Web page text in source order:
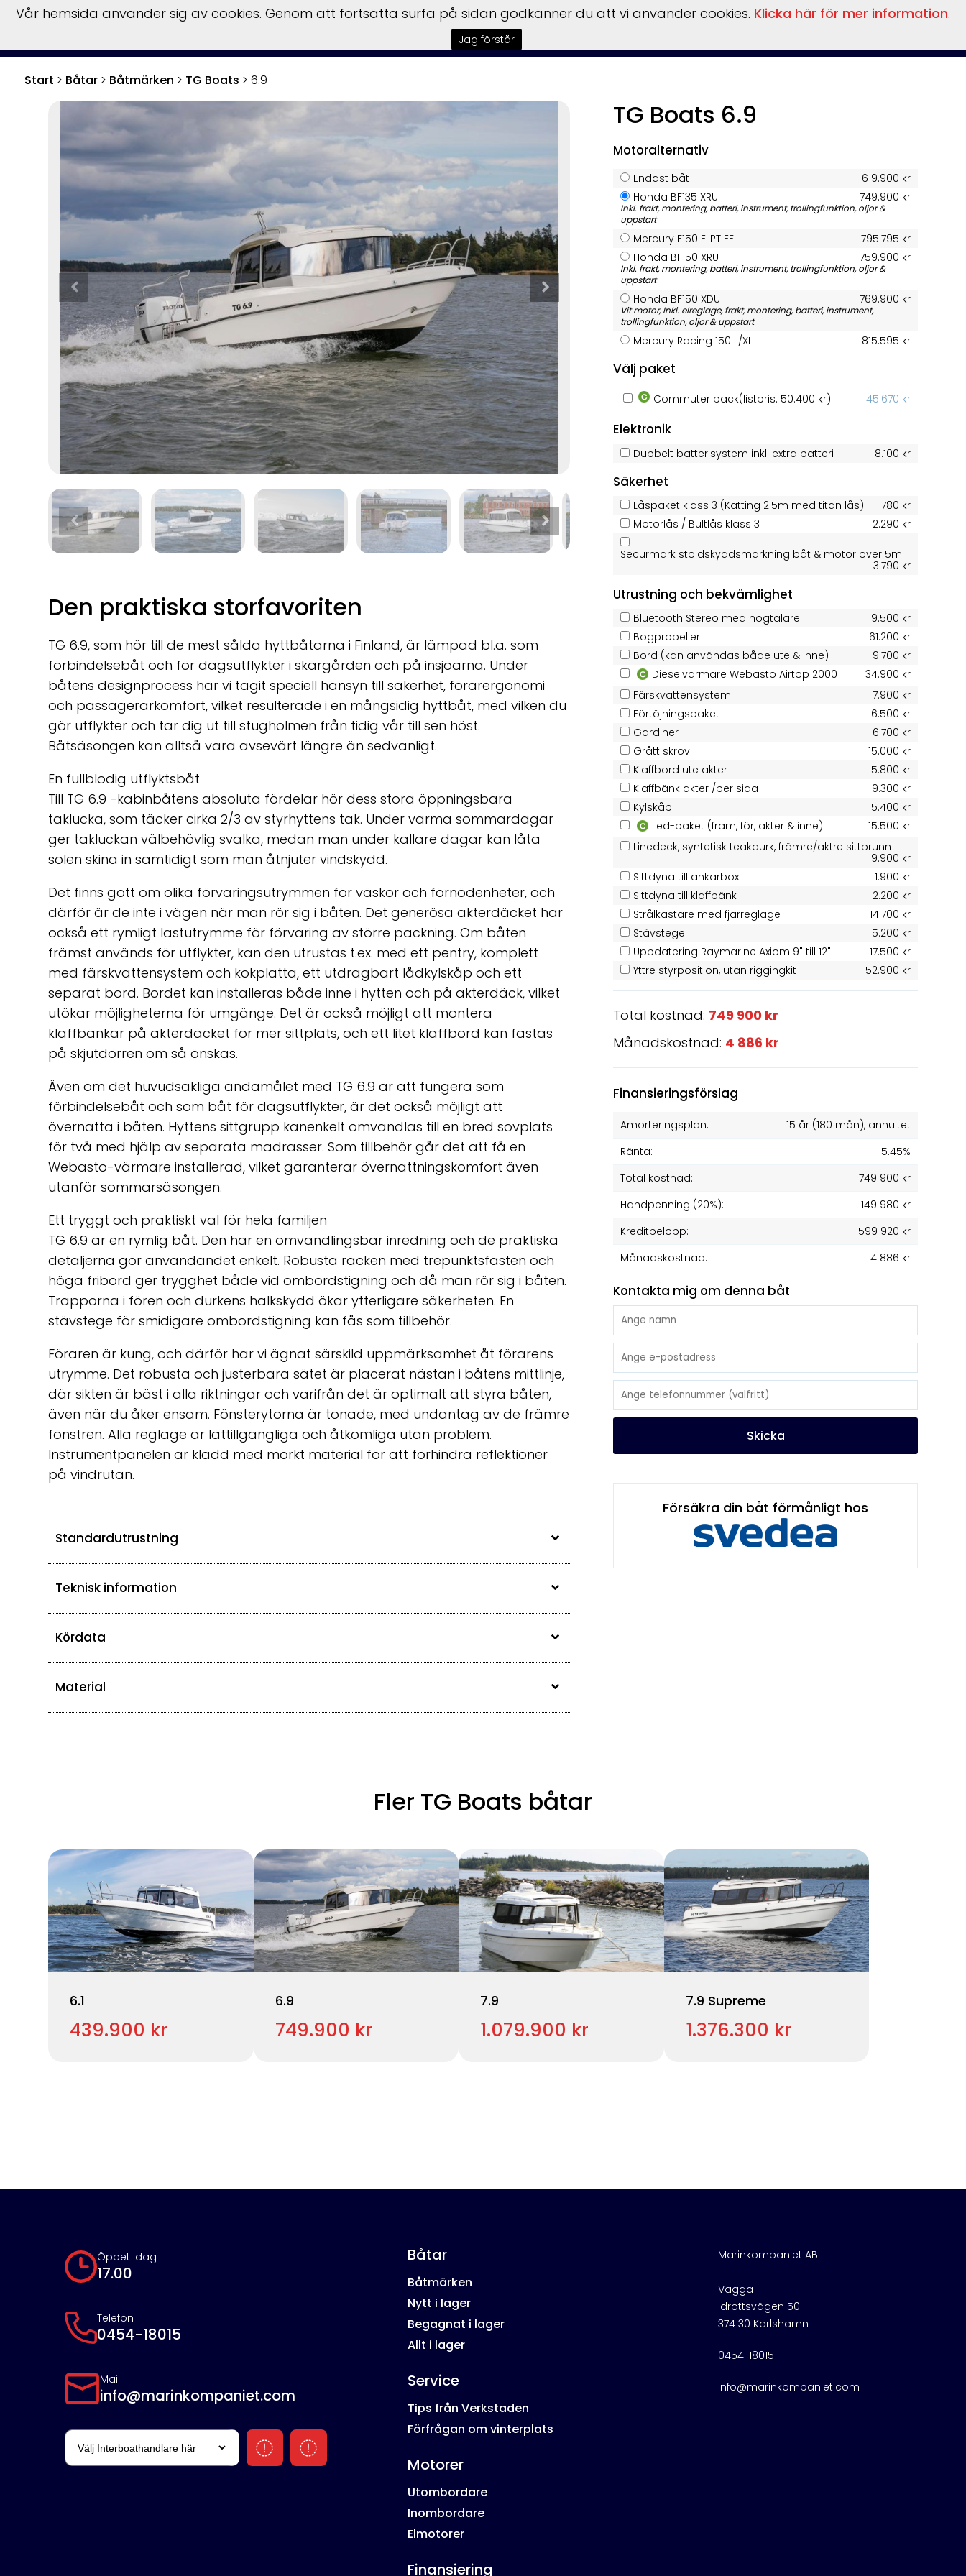
Trailers Garmin
Start > Båtar> Båtmärken > TG Boats > 6.9
TG Boats 6.9
Motoralternativ
Endast båt
619.900 kr
Honda BF135 XRU
749.900 kr
Inkl. frakt, montering, batteri, instrument, trollingfunktion, oljor &
uppstart
Mercury F150 ELPT EFI
795.795 kr
Honda BF150 XRU
759.900 kr
Inkl. frakt, montering, batteri, instrument, trollingfunktion, oljor &
uppstart
Honda BF150 XDU 769.900 kr
Vit motor, Inkl. elreglage, frakt, montering, batteri, instrument,
trollingfunktion, oljor & uppstart
Mercury Racing 150 L/XL 815.595 kr
Välj paket
Commuter pack(listpris: 50.400 kr) 45.670 kr
Elektronik
Dubbelt batterisystem inkl. extra batteri 8.100 kr
Säkerhet
Låspaket klass 3 (Kätting 2.5m med titan lås)
1.780 kr
Motorlås / Bultlås klass 3
2.290 kr
Securmark stöldskyddsmärkning båt & motor över 5m
3.790 kr
Utrustning och bekvämlighet
Bluetooth Stereo med högtalare
9.500 kr
Bogpropeller
61.200 kr
Bord (kan användas både ute & inne)
9.700 kr
Dieselvärmare Webasto Airtop 2000
34.900 kr
Färskvattensystem
7.900 kr
Förtöjningspaket
6.500 kr
Gardiner
6.700 kr
Grått skrov
15.000 kr
Klaffbord ute akter
5.800 kr
Klaffbänk akter /per sida
9.300 kr
Kylskåp
15.400 kr
Led-paket (fram, för, akter & inne)
15.500 kr
Linedeck, syntetisk teakdurk, främre/aktre sittbrunn
19.900 kr
Sittdyna till ankarbox
1.900 kr
Sittdyna till klaffbänk
2.200 kr
Strålkastare med fjärreglage
14.700 kr
Stävstege
5.200 kr
Uppdatering Raymarine Axiom 9" till 12"
17.500 kr
Yttre styrposition, utan riggingkit
52.900 kr
Total kostnad: 749 900 kr
Månadskostnad: 4 886 kr
Finansieringsförslag
Amorteringsplan: 15 år(180 mån), annuitet
Ränta:
5.45%
Total kostnad:
749 900 kr
Handpenning (20%):
149 980 kr
Kreditbelopp:
599 920 kr
Månadskostnad:
4 886 kr
Kontakta mig om denna båt
Skicka
Försäkra din båt förmånligt hos
Den praktiska storfavoriten
TG 6.9, som hör till de mest sålda hyttbåtarna i Finland, är lämpad bl.a. som
förbindelsebåt och för dagsutflykter i skärgården och på insjöarna. Under
båtens designprocess har vi tagit speciell hänsyn till säkerhet, förarergonomi
och passagerarkomfort, vilket resulterade i en mångsidig hyttbåt, med vilken du
gör utflykter och tar dig ut till stugholmen från tidig vår till sen höst.
Båtsäsongen kan alltså vara avsevärt längre än sedvanligt.
En fullblodig utflyktsbåt
Till TG 6.9 -kabinbåtens absoluta fördelar hör dess stora öppningsbara
taklucka, som täcker cirka 2/3 av styrhyttens tak. Under varma sommardagar
ger takluckan välbehövlig svalka, medan man under kallare dagar kan låta
solen skina in samtidigt som man åtnjuter vindskydd.
Det finns gott om olika förvaringsutrymmen för väskor och förnödenheter, och
därför är de inte i vägen när man rör sig i båten. Det generösa akterdäcket har
också ett rymligt lastutrymme för förvaring av större packning. Om båten
främst används för utflykter, kan den utrustas t.ex. med ett pentry, komplett
med färskvattensystem och kokplatta, ett utdragbart lådkylskåp och ett
separat bord. Bordet kan installeras både inne i hytten och på akterdäck, vilket
utökar möjligheterna för umgänge. Det är också möjligt att montera
klaffbänkar på akterdäcket för mer sittplats, och ett litet klaffbord kan fästas
på skjutdörren om så önskas.
Även om det huvudsakliga ändamålet med TG 6.9 är att fungera som
förbindelsebåt och som båt för dagsutflykter, är det också möjligt att
övernatta i båten. Hyttens sittgrupp kanenkelt omvandlas till en bred sovplats
för två med hjälp av separata madrasser. Som tillbehör går det att få en
Webasto-värmare installerad, vilket garanterar övernattningskomfort även
utanför sommarsäsongen.
Ett tryggt och praktiskt val för hela familjen
TG 6.9 är en rymlig båt. Den har en omvandlingsbar inredning och de praktiska
detaljerna gör användandet enkelt. Robusta räcken med trepunktsfästen och
höga fribord ger trygghet både vid ombordstigning och då man rör sig i båten.
Trapporna i fören och durkens halkskydd ökar ytterligare säkerheten. En
stävstege för smidigare ombordstigning kan fås som tillbehör.
Föraren är kung, och därför har vi ägnat särskild uppmärksamhet åt förarens
utrymme. Det robusta och justerbara sätet är placerat nästan i båtens mittlinje,
där sikten är bäst i alla riktningar och varifrån det är optimalt att styra båten,
även när du åker ensam. Fönsterytorna är tonade, med undantag av de främre
fönstren. Alla reglage är lättillgängliga och åtkomliga utan problem.
Instrumentpanelen är klädd med mörkt material för att förhindra reflektioner
på vindrutan.
Standardutrustning
Teknisk information
Kördata
Material
Fler TG Boats båtar
6.1
439.900 kr
6.9
749.900 kr
7.9
1.079.900 kr
7.9 Supreme
1.376.300 kr
Öppet idag
17.00
Telefon
0454-18015
Mail
info@marinkompaniet.com
Båtar
Båtmärken
Nytt i lager
Begagnat i lager
Allt i lager
Service
Tips från Verkstaden
Förfrågan om vinterplats
Motorer
Utombordare
Inombordare
Elmotorer
Finansiering
Marinkompaniet AB
Vägga
Idrottsvägen 50
374 30 Karlshamn
0454-18015
info@marinkompaniet.com
Vår hemsida använder sig av cookies. Genom att fortsätta surfa på sidan godkänner du att vi använder cookies. Klicka här för mer information.
Jag förstår